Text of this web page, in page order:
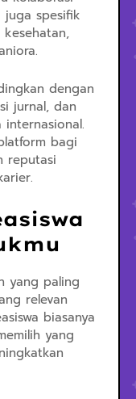
juga spesifik
dengan
jurnal, dan
internasional.
bagi
reputasi
yang paling
relevan
biasanya
yang